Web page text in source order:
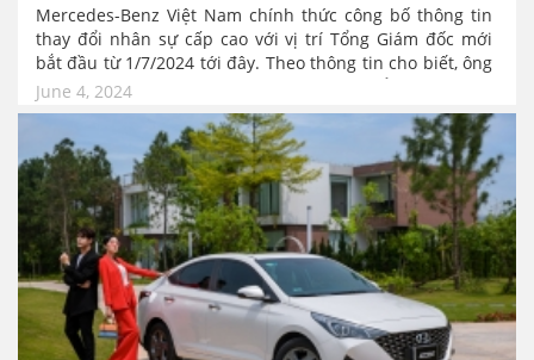
Mercedes-Benz Việt Nam chính thức công bố thông tin
thay đổi nhân sự cấp cao với vị trí Tổng Giám đốc mới
bắt đầu từ 1/7/2024 tới đây. Theo thông tin cho biết, ông
Bradley Kelly – người đảm nhiệm vị trí Tổng giám đốc
MBV sẽ kết thúc nhiệm kỳ của mình tại Việt Nam. Người
thay thế ông Bradley Kelly từ 1/7/2024 tới đây sẽ là ông
Gerd Bitterlich, hiện đang là Tổng giám đốc Mercedes-
Benz Ai Cập.
June 4, 2024